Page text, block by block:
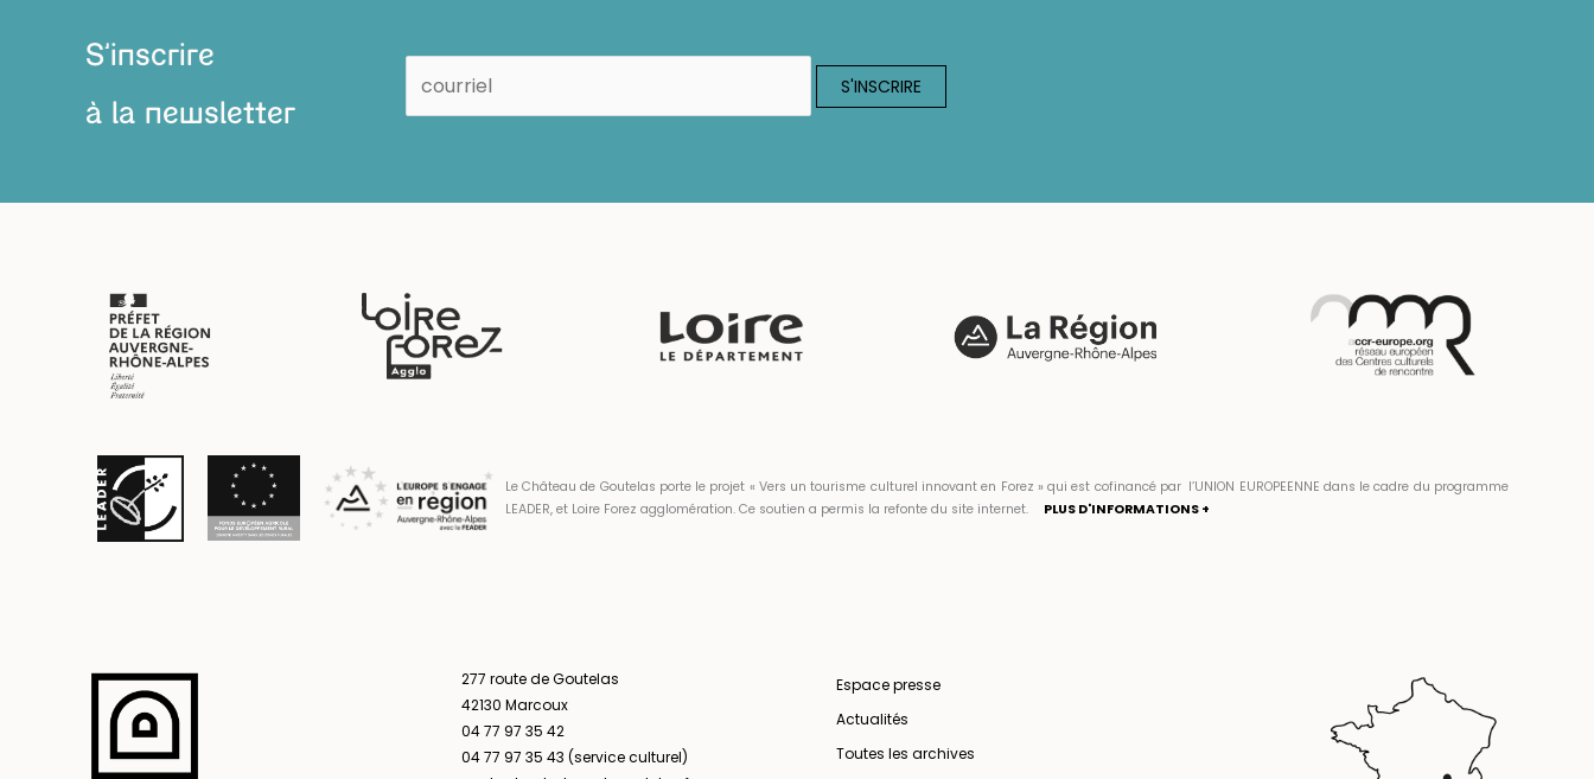
S'inscrire
à la newsletter
Le Château de Goutelas porte le projet « Vers un tourisme culturel innovant en Forez » qui est cofinancé par l’UNION EUROPEENNE dans le cadre du programme
LEADER, et Loire Forez agglomération. Ce soutien a permis la refonte du site internet.
PLUS D'INFORMATIONS +
277 route de Goutelas
42130 Marcoux
04 77 97 35 42
04 77 97 35 43 (service culturel)
Espace presse
Actualités
Toutes les archives